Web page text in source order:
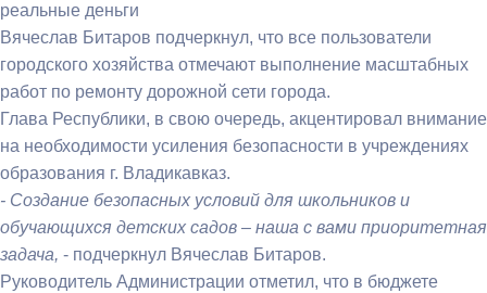
реальные деньги
Вячеслав Битаров подчеркнул, что все пользователи
городского хозяйства отмечают выполнение масштабных
работ по ремонту дорожной сети города.
Глава Республики, в свою очередь, акцентировал внимание
на необходимости усиления безопасности в учреждениях
образования г. Владикавказ.
- Создание безопасных условий для школьников и
обучающихся детских садов – наша с вами приоритетная
задача, - подчеркнул Вячеслав Битаров.
Руководитель Администрации отметил, что в бюджете